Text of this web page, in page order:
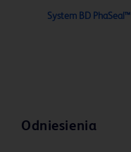
System BD PhaSeal™
Odniesienia